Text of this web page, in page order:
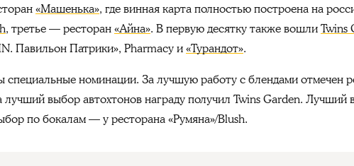
«Машенька», где винная карта полностью построена на
, третье — ресторан«Айна». В первую десятку также вошлиTwins
Павильон Патрики», Pharmacy и«Турандот».
номинации. За лучшую работу с блендами отмечен
выбор автохтонов награду получил Twins Garden.
по бокалам — у ресторана «Румяна»/Blush.